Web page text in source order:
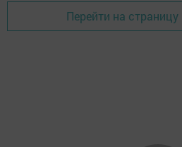
Перейти на страницу